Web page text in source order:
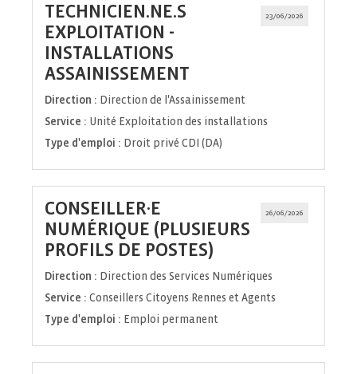
23/06/2026
TECHNICIEN.NE.S
EXPLOITATION -
INSTALLATIONS
ASSAINISSEMENT
fenêtre)
Direction : Direction de l'Assainissement
Service : Unité Exploitation des installations
Type d'emploi : Droit privé CDI (DA)
26/06/2026
CONSEILLER·E
NUMÉRIQUE (PLUSIEURS
PROFILS DE POSTES)
fenêtre)
Direction : Direction des Services Numériques
Service : Conseillers Citoyens Rennes et Agents
Type d'emploi : Emploi permanent